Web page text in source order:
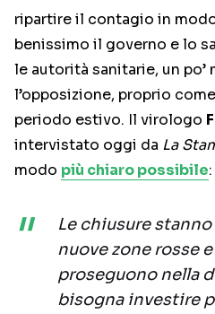
ripartire il contagio in
benissimo il governo e lo
le autorità sanitarie, un po’
l’opposizione, proprio
periodo estivo. Il virologo
intervistato oggi da La
modo più chiaro possibile:
Le chiusure
nuove zone rosse
proseguono nella
bisogna investire